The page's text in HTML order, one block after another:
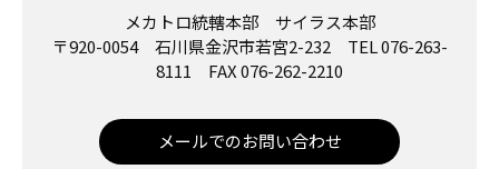
メカトロ統轄本部 サイラス本部
〒920-0054 石川県金沢市若宮2-232 TEL 076-263-
8111 FAX 076-262-2210
メールでのお問い合わせ